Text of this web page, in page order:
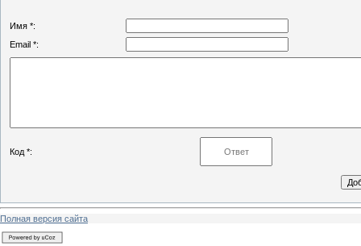
Имя *:
Email *:
Код *:
Полная версия сайта